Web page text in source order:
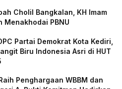
Cholil Bangkalan, KH Imam
Menakhodai PBNU
Partai Demokrat Kota Kediri,
Biru Indonesia Asri di HUT
Penghargaan WBBM dan